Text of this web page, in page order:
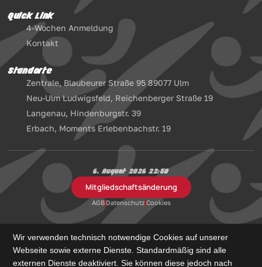
Quick Link
4-Wochen Anmeldung
Kontakt
Standorte
Zentrale, Blaubeurer Straße 95 89077 Ulm
Neu-Ulm Ludwigsfeld, Reichenberger Straße 19
Langenau, Hindenburgstr. 39
Erbach, Moments Erlebenbachstr. 19
6. August 2026 22:50
Mitgliedschaftsänderung
AGBDatenschutzCookies
Wir verwenden technisch notwendige Cookies auf unserer
Webseite sowie externe Dienste. Standardmäßig sind alle
externen Dienste deaktiviert. Sie können diese jedoch nach